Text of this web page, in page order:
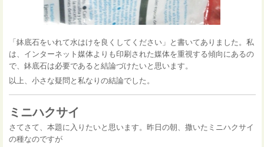
「鉢底石をいれて水はけを良くしてください」と書いてありました。私
は、インターネット媒体よりも印刷された媒体を重視する傾向にあるの
で、鉢底石は必要であると結論づけたいと思います。
以上、小さな疑問と私なりの結論でした。
ミニハクサイ
さてさて、本題に入りたいと思います。昨日の朝、撒いたミニハクサイ
の種なのですが